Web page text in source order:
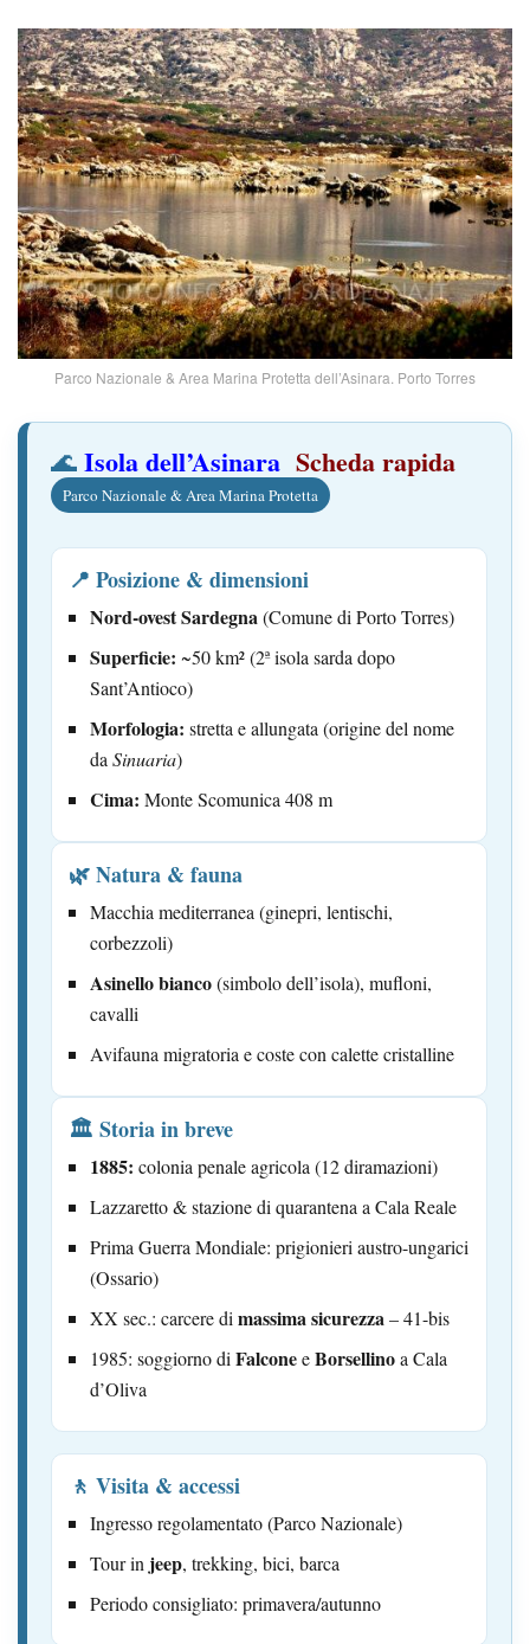
Parco Nazionale & Area Marina Protetta dell’Asinara. Porto Torres
🌊 Isola dell’Asinara Scheda rapida
Parco Nazionale & Area Marina Protetta
📍 Posizione & dimensioni
Nord-ovest Sardegna(Comune di Porto Torres)
Superficie: ~50 km² (2ª isola sarda dopo
Sant’Antioco)
Morfologia: stretta e allungata (origine del nome
da Sinuaria)
Cima: Monte Scomunica 408 m
🌿 Natura & fauna
Macchia mediterranea (ginepri, lentischi,
corbezzoli)
Asinello bianco(simbolo dell’isola), mufloni,
cavalli
Avifauna migratoria e coste con calette cristalline
🏛️ Storia in breve
1885: colonia penale agricola (12 diramazioni)
Lazzaretto & stazione di quarantena a Cala Reale
Prima Guerra Mondiale: prigionieri austro-ungarici
(Ossario)
XX sec.: carcere di massima sicurezza– 41-bis
1985: soggiorno di FalconeeBorsellinoa Cala
d’Oliva
🚶 Visita & accessi
Ingresso regolamentato (Parco Nazionale)
Tour in jeep, trekking, bici, barca
Periodo consigliato: primavera/autunno